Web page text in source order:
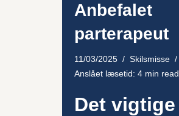
Anbefalet
parterapeut
11/03/2025
Skilsmisse
Anslået læsetid: 4 min read
Det vigtige